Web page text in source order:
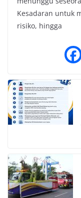
Kesadaran untuk
risiko, hingga